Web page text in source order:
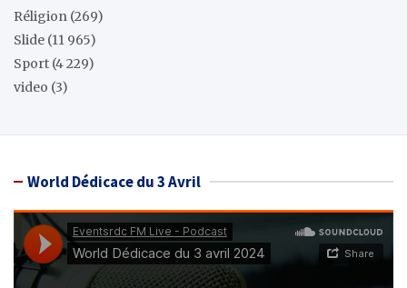
Réligion (269)
Slide (11 965)
Sport (4 229)
video (3)
World Dédicace du 3 Avril